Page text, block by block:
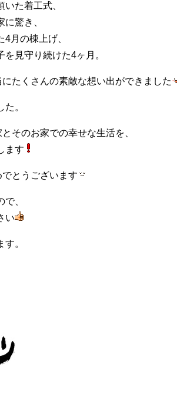
た着工式、
驚き、
月の棟上げ、
見守り続けた4ヶ月。
たくさんの素敵な想い出ができました
。
そのお家での幸せな生活を、
ます
とうございます
、
い
。